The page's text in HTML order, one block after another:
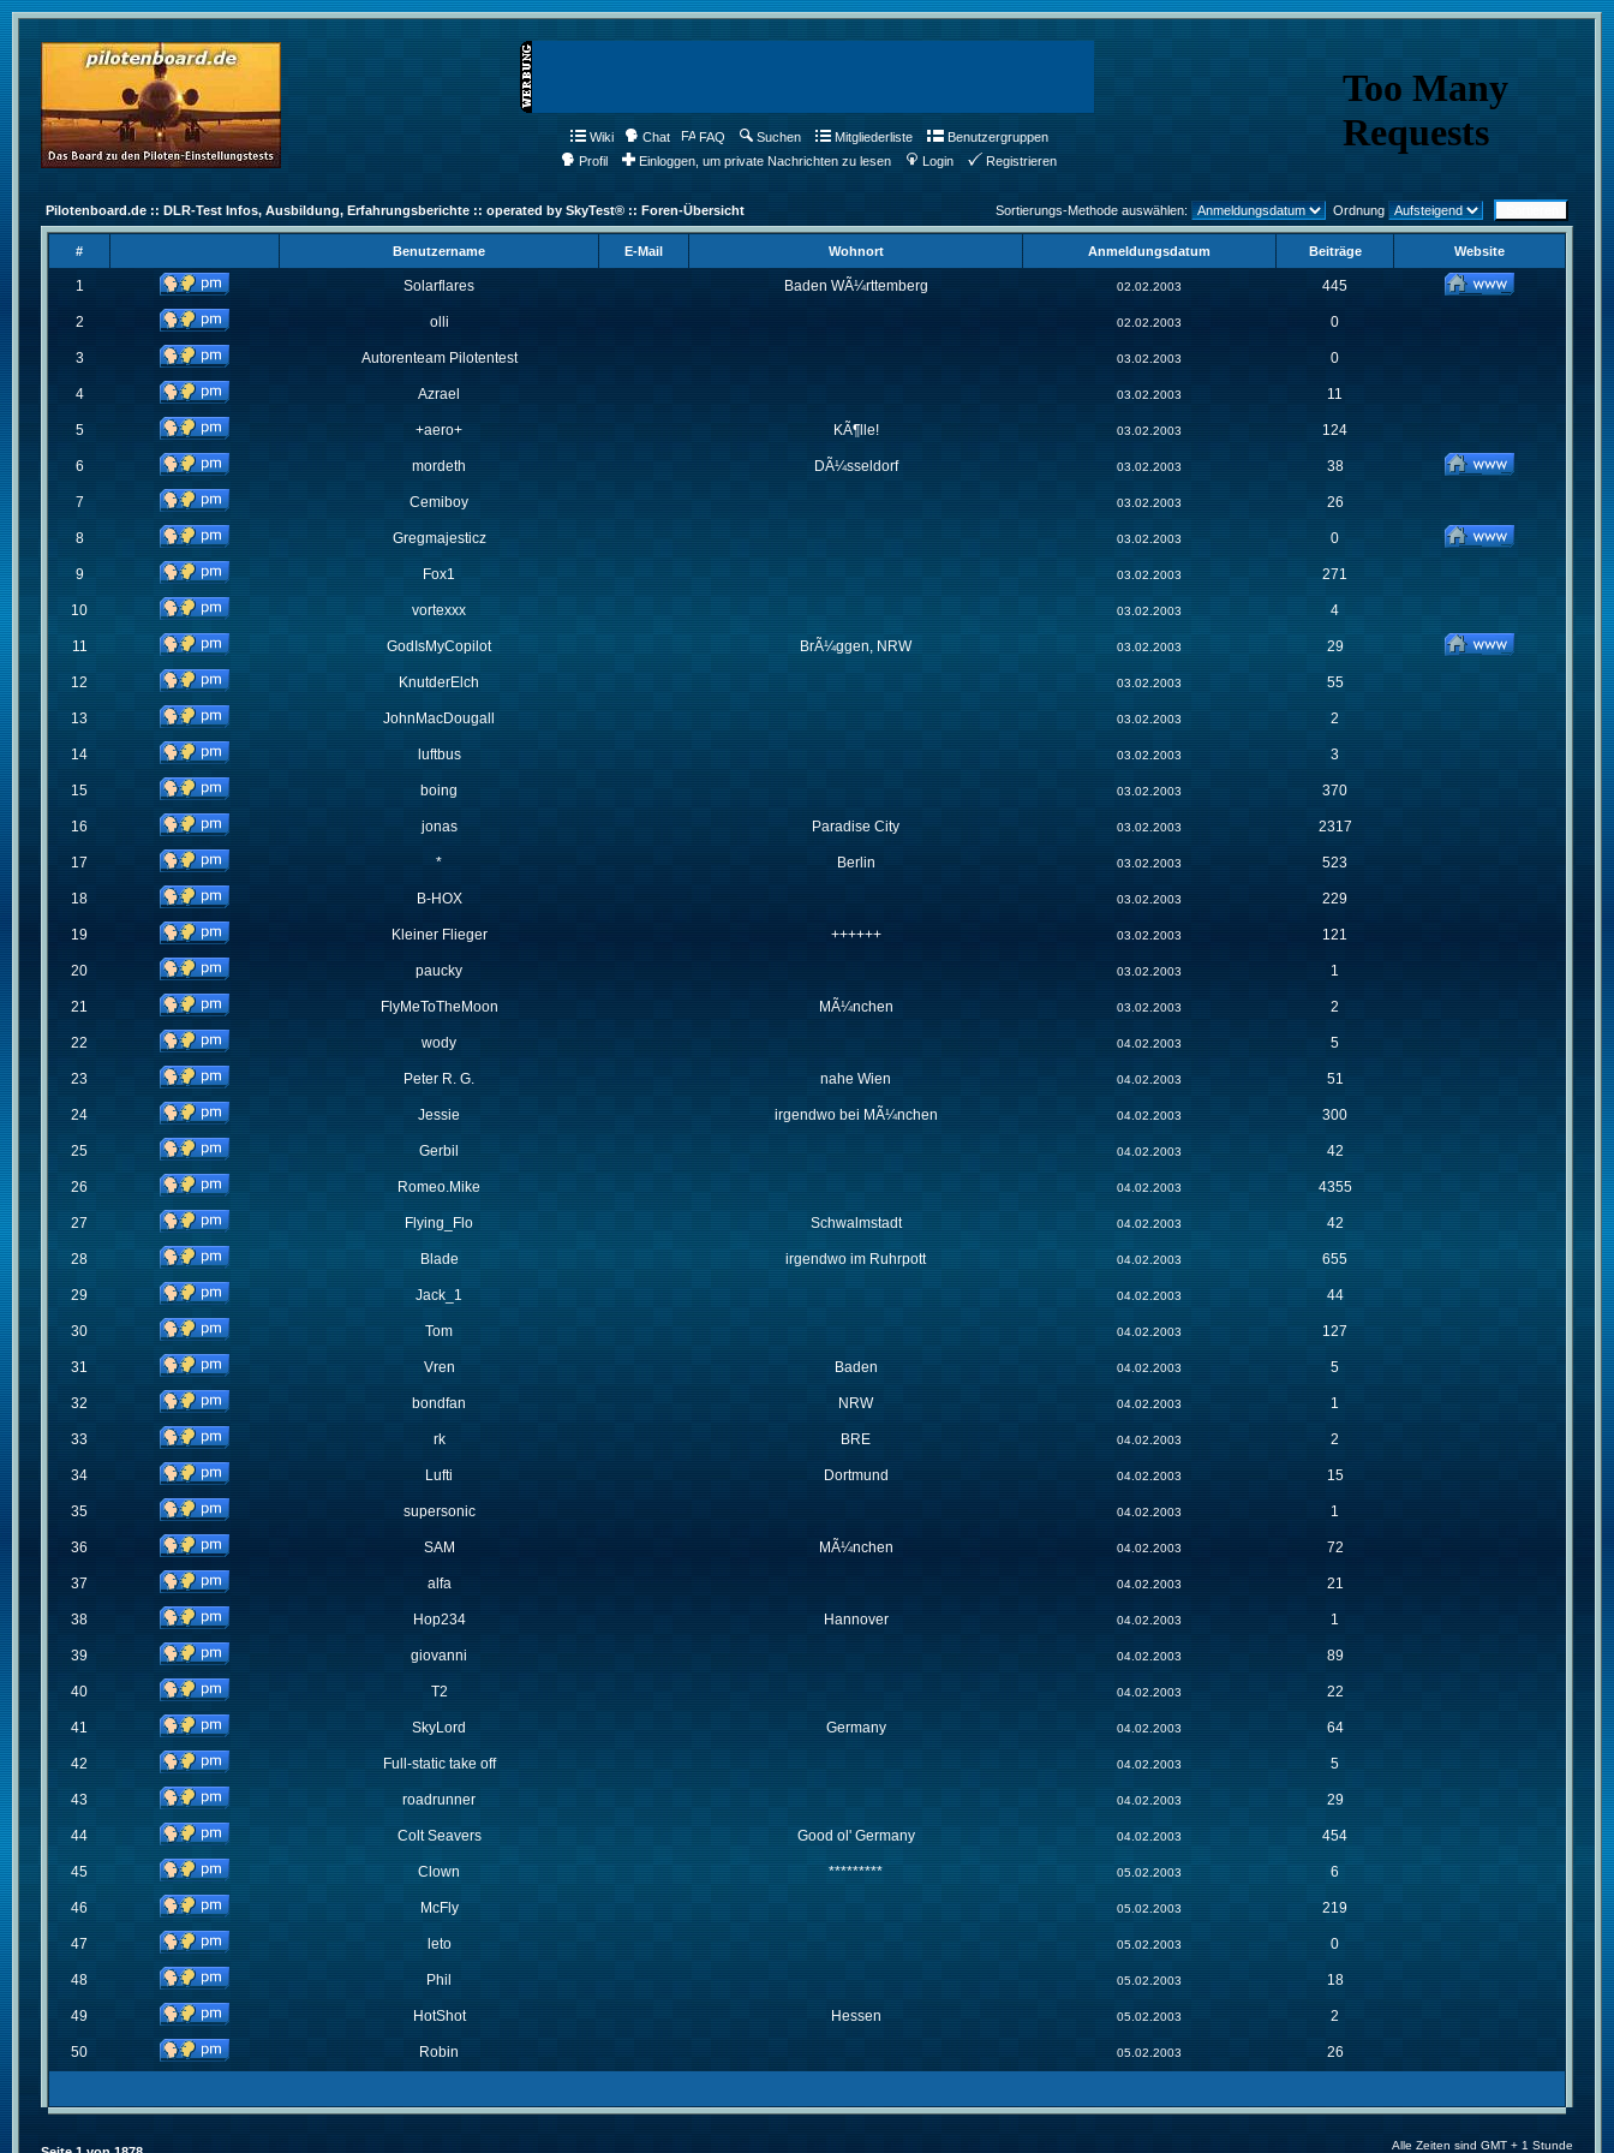
Wiki Chat FAQ Suchen Mitgliederliste
Benutzergruppen
Profil
Einloggen, um private Nachrichten zu lesen Login Registrieren
Pilotenboard.de :: DLR-Test Infos, Ausbildung, Erfahrungsberichte :: operated by SkyTest® :: Foren-Übersicht Sortierungs-Methode auswählen: Ordnung
# Benutzername E-Mail Wohnort Anmeldungsdatum Beiträge Website
1 Solarflares Baden WÃ¼rttemberg 02.02.2003 445
2 olli 02.02.2003 0
3 Autorenteam Pilotentest 03.02.2003 0
4 Azrael 03.02.2003 11
5 +aero+ KÃ¶lle! 03.02.2003 124
6 mordeth DÃ¼sseldorf 03.02.2003 38
7 Cemiboy 03.02.2003 26
8 Gregmajesticz 03.02.2003 0
9 Fox1 03.02.2003 271
10 vortexxx 03.02.2003 4
11 GodIsMyCopilot BrÃ¼ggen, NRW 03.02.2003 29
12 KnutderElch 03.02.2003 55
13 JohnMacDougall 03.02.2003 2
14 luftbus 03.02.2003 3
15 boing 03.02.2003 370
16 jonas Paradise City 03.02.2003 2317
17 * Berlin 03.02.2003 523
18 B-HOX 03.02.2003 229
19 Kleiner Flieger ++++++ 03.02.2003 121
20 paucky 03.02.2003 1
21 FlyMeToTheMoon MÃ¼nchen 03.02.2003 2
22 wody 04.02.2003 5
23 Peter R. G. nahe Wien 04.02.2003 51
24 Jessie irgendwo bei MÃ¼nchen 04.02.2003 300
25 Gerbil 04.02.2003 42
26 Romeo.Mike 04.02.2003 4355
27 Flying_Flo Schwalmstadt 04.02.2003 42
28 Blade irgendwo im Ruhrpott 04.02.2003 655
29 Jack_1 04.02.2003 44
30 Tom 04.02.2003 127
31 Vren Baden 04.02.2003 5
32 bondfan NRW 04.02.2003 1
33 rk BRE 04.02.2003 2
34 Lufti Dortmund 04.02.2003 15
35 supersonic 04.02.2003 1
36 SAM MÃ¼nchen 04.02.2003 72
37 alfa 04.02.2003 21
38 Hop234 Hannover 04.02.2003 1
39 giovanni 04.02.2003 89
40 T2 04.02.2003 22
41 SkyLord Germany 04.02.2003 64
42 Full-static take off 04.02.2003 5
43 roadrunner 04.02.2003 29
44 Colt Seavers Good ol' Germany 04.02.2003 454
45 Clown ********* 05.02.2003 6
46 McFly 05.02.2003 219
47 leto 05.02.2003 0
48 Phil 05.02.2003 18
49 HotShot Hessen 05.02.2003 2
50 Robin 05.02.2003 26
Alle Zeiten sind GMT + 1 Stunde